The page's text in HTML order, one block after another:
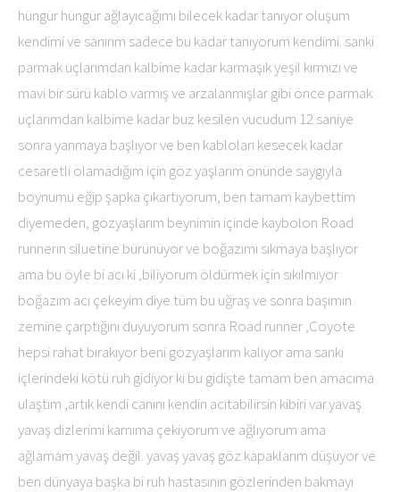
hüngür hüngür ağlayıcağımı bilecek kadar tanıyor oluşum
kendimi ve sanırım sadece bu kadar tanıyorum kendimi. sanki
parmak uçlarımdan kalbime kadar karmaşık yeşil kırmızı ve
mavi bir sürü kablo varmış ve arzalanmışlar gibi önce parmak
uçlarımdan kalbime kadar buz kesilen vucudum 12 saniye
sonra yanmaya başlıyor ve ben kabloları kesecek kadar
cesaretli olamadığım için göz yaşlarım önünde saygıyla
boynumu eğip şapka çıkartıyorum, ben tamam kaybettim
diyemeden, gözyaşlarım beynimin içinde kaybolon Road
runnerın siluetine bürünüyor ve boğazımı sıkmaya başlıyor
ama bu öyle bi acı ki ,biliyorum öldürmek için sıkılmıyor
boğazım acı çekeyim diye tüm bu uğraş ve sonra başımın
zemine çarptığını duyuyorum sonra Road runner ,Coyote
hepsi rahat bırakıyor beni gözyaşlarım kalıyor ama sanki
içlerindeki kötü ruh gidiyor ki bu gidişte tamam ben amacıma
ulaştım ,artık kendi canını kendin acıtabilirsin kibiri var.yavaş
yavaş dizlerimi karnıma çekiyorum ve ağlıyorum ama
ağlamam yavaş değil. yavaş yavaş göz kapaklarım düşüyor ve
ben dünyaya başka bi ruh hastasının gözlerinden bakmayı